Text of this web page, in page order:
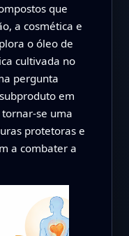
que
a cosmética e
o óleo de
cultivada no
pergunta
em
se uma
protetoras e
a combater a